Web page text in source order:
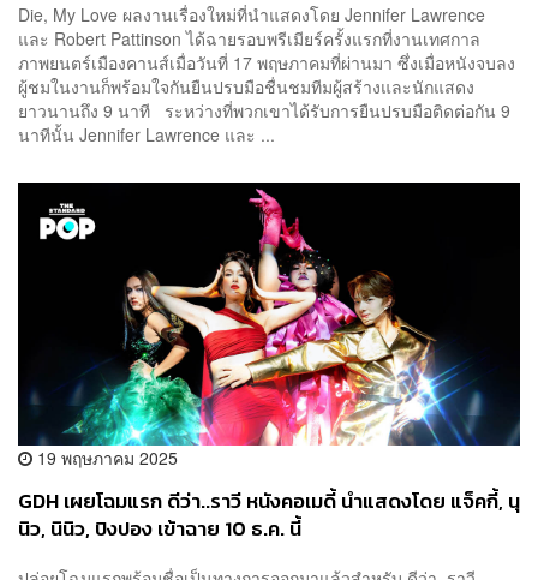
Die, My Love ผลงานเรื่องใหม่ที่นำแสดงโดย Jennifer Lawrence
และ Robert Pattinson ได้ฉายรอบพรีเมียร์ครั้งแรกที่งานเทศกาล
ภาพยนตร์เมืองคานส์เมื่อวันที่ 17 พฤษภาคมที่ผ่านมา ซึ่งเมื่อหนังจบลง
ผู้ชมในงานก็พร้อมใจกันยืนปรบมือชื่นชมทีมผู้สร้างและนักแสดง
ยาวนานถึง 9 นาที ระหว่างที่พวกเขาได้รับการยืนปรบมือติดต่อกัน 9
นาทีนั้น Jennifer Lawrence และ ...
19 พฤษภาคม 2025
GDH เผยโฉมแรก ดีว่า..ราวี หนังคอเมดี้ นำแสดงโดย แจ็คกี้, นุ
นิว, นินิว, ปิงปอง เข้าฉาย 10 ธ.ค. นี้